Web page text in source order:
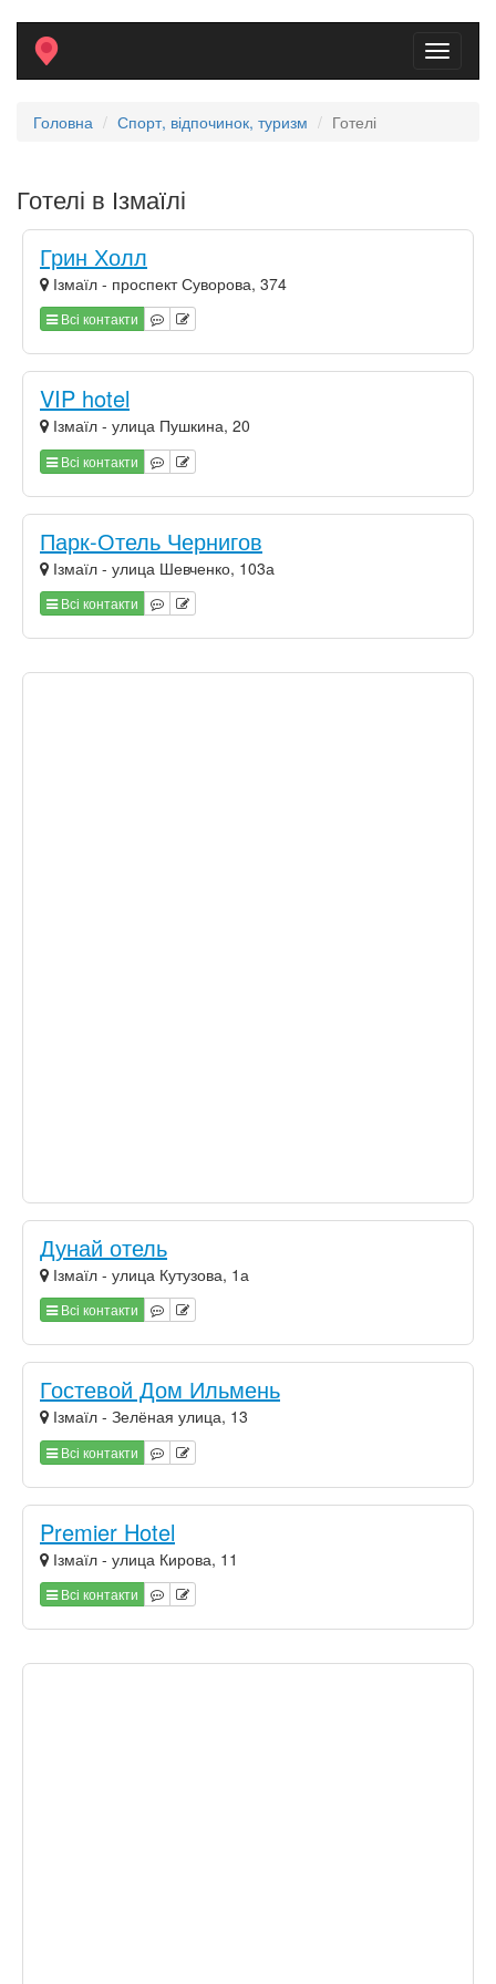
Toggle
Головна Спорт, відпочинок, туризм Готелі
Готелі в Ізмаїлі
Грин Холл
Ізмаїл - проспект Суворова, 374
Всі контакти
VIP hotel
Ізмаїл - улица Пушкина, 20
Всі контакти
Парк-Отель Чернигов
Ізмаїл - улица Шевченко, 103а
Всі контакти
Дунай отель
Ізмаїл - улица Кутузова, 1а
Всі контакти
Гостевой Дом Ильмень
Ізмаїл - Зелёная улица, 13
Всі контакти
Premier Hotel
Ізмаїл - улица Кирова, 11
Всі контакти